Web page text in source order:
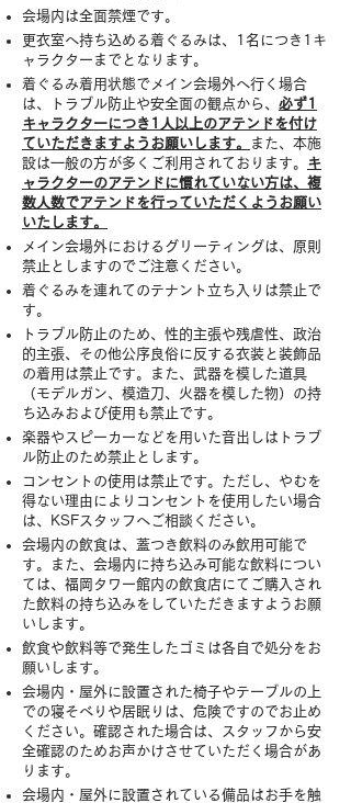
会場内は全面禁煙です。
更衣室へ持ち込める着ぐるみは、1名につき1キ
ャラクターまでとなります。
着ぐるみ着用状態でメイン会場外へ行く場合
は、トラブル防止や安全面の観点から、 必ず1
キャラクターにつき1人以上のアテンドを付け
ていただきますようお願いします。
また、本施
設は一般の方が多くご利用されております。 キ
ャラクターのアテンドに慣れていない方は、複
数人数でアテンドを行っていただくようお願い
いたします。
メイン会場外におけるグリーティングは、原則
禁止としますのでご注意ください。
着ぐるみを連れてのテナント立ち入りは禁止で
す。
トラブル防止のため、性的主張や残虐性、政治
的主張、その他公序良俗に反する衣装と装飾品
の着用は禁止です。また、武器を模した道具
（モデルガン、模造刀、火器を模した物）の持
ち込みおよび使用も禁止です。
楽器やスピーカーなどを用いた音出しはトラブ
ル防止のため禁止とします。
コンセントの使用は禁止です。ただし、やむを
得ない理由によりコンセントを使用したい場合
は、KSFスタッフへご相談ください。
会場内の飲食は、蓋つき飲料のみ飲用可能で
す。また、会場内に持ち込み可能な飲料につい
ては、福岡タワー館内の飲食店にてご購入され
た飲料の持ち込みをしていただきますようお願
いします。
飲食や飲料等で発生したゴミは各自で処分をお
願いします。
会場内・屋外に設置された椅子やテーブルの上
での寝そべりや居眠りは、危険ですのでお止め
ください。確認された場合は、スタッフから安
全確認のためお声かけさせていただく場合があ
ります。
​会場内・屋外に設置されている備品はお手を触